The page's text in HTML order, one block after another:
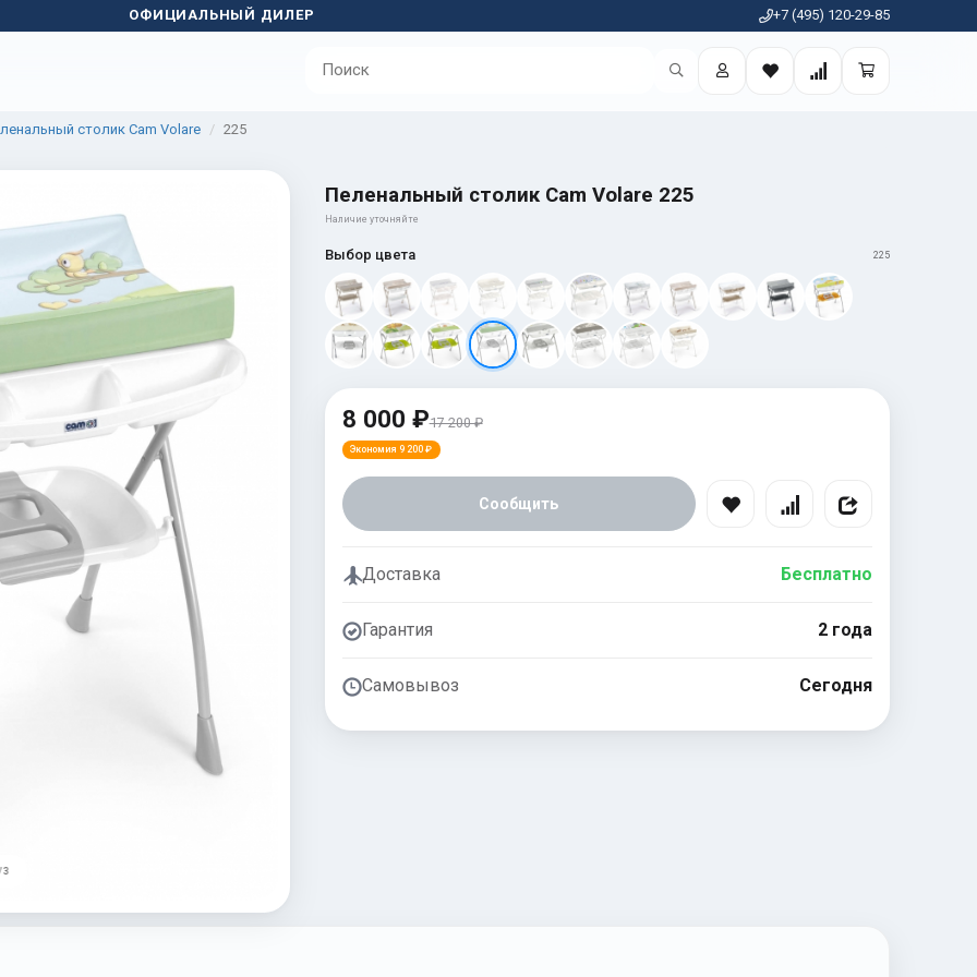
ОФИЦИАЛЬНЫЙ ДИЛЕР +7 (495) 120-29-85
столик Cam Volare 225
3
Пеленальный столик Cam Volare 225
Наличие уточняйте
Выбор цвета 225
8 000 ₽17 200 ₽
Экономия 9 200 ₽
Сообщить
Доставка Бесплатно
Гарантия 2 года
Самовывоз Сегодня